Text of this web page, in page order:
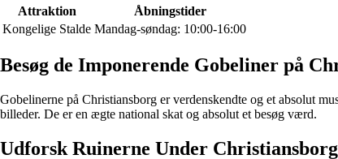
Attraktion
Åbningstider
Kongelige Stalde Mandag-søndag: 10:00-16:00
Besøg de Imponerende Gobeliner på
Gobelinerne på Christiansborg er verdenskendte og et absolut
billeder. De er en ægte national skat og absolut et besøg værd.
Udforsk Ruinerne Under Christiansborg